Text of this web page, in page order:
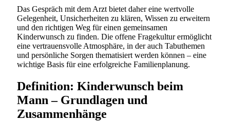
Das Gespräch mit dem Arzt bietet daher eine wertvolle
Gelegenheit, Unsicherheiten zu klären, Wissen zu erweitern
und den richtigen Weg für einen gemeinsamen
Kinderwunsch zu finden. Die offene Fragekultur ermöglicht
eine vertrauensvolle Atmosphäre, in der auch Tabuthemen
und persönliche Sorgen thematisiert werden können – eine
wichtige Basis für eine erfolgreiche Familienplanung.
Definition: Kinderwunsch beim
Mann – Grundlagen und
Zusammenhänge